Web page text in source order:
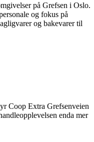
på Grefsen i Oslo.
og fokus på
og bakevarer til
Coop Extra Grefsenveien
enda mer